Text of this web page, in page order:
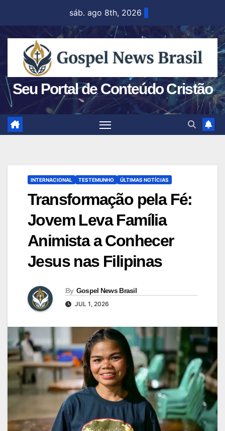
content
sáb. ago 8th, 2026
Seu Portal de Conteúdo Cristão
INTERNACIONAL TESTEMUNHO ÚLTIMAS NOTÍCIAS
Transformação pela Fé:
Jovem Leva Família
Animista a Conhecer
Jesus nas Filipinas
By Gospel News Brasil
JUL 1, 2026